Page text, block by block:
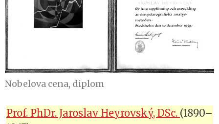
Nobelova cena, diplom
Prof. PhDr. Jaroslav Heyrovský, DSc. (1890–